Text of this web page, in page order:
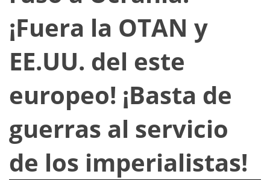
¡Fuera la OTAN y
EE.UU. del este
europeo! ¡Basta de
guerras al servicio
de los imperialistas!